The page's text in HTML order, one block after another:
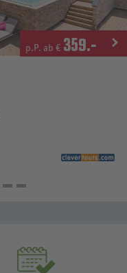
p.P. ab € 359.-